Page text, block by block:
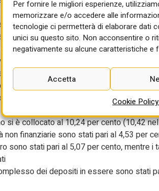
Per fornire le migliori esperienze,
memorizzare e/o accedere alle
tecnologie ci permetterà di elaborare dati
unici su questo sito. Non acconsentire o
negativamente su alcune caratteristiche e
Accetta
Cookie Policy
privato, corretti sulla base della
Centrali (SEBC), sono diminuiti
hanno fatto registare un tasso di
società non finanziarie sono diminuiti del
sono aumentati del 4,4 per cento (2,5
cento (9,6 in ottobre). Sempre a
di abitazioni comprensivi delle spese
al 3,71 per cento (3,74 in ottobre); la
anno è stata del 7 per cento (come nel
si è collocato al 10,24 per cento (10,42
finanziarie sono stati pari al 4,53 per
sono stati pari al 5,07 per cento, mentre
dei depositi in essere sono stati